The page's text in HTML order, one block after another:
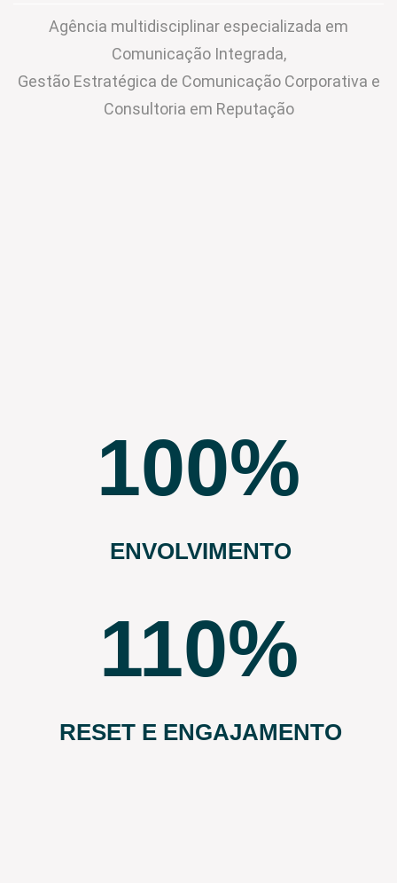
Agência multidisciplinar especializada em
Comunicação Integrada,
Gestão Estratégica de Comunicação Corporativa e
Consultoria em Reputação
100
ENVOLVIMENTO
110
RESET E ENGAJAMENTO